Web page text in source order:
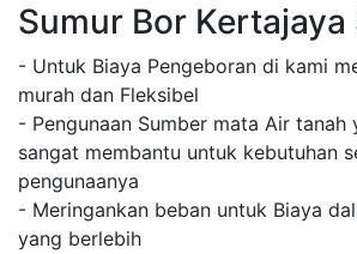
Sumur Bor
- Untuk Biaya Pengeboran di kami
murah dan Fleksibel
- Pengunaan Sumber mata Air tanah
sangat membantu untuk kebutuhan
pengunaanya
- Meringankan beban untuk Biaya
yang berlebih